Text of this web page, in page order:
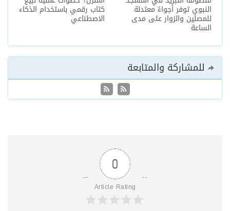
كتاب رقمي باستخدام الذكاء
الاصطناعي
النبوي توفر أجواءً معتدلة
للمصلين والزوار على مدى
الساعة
للمشاركة والمتابعة
0
Article Rating